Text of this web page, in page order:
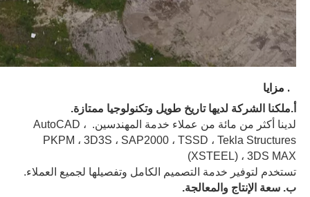
أ.ملكنا الشركة لديها تاريخ طويل وتكنولوجيا ممتازة.
لدينا أكثر من مائة من عملاء خدمة المهندسين. AutoCAD ،
PKPM ، 3D3S ، SAP2000 ، TSSD ، Tekla Structures
(XSTEEL) ، 3DS MAX
تستخدم لتوفير خدمة التصميم الكامل وتفصيلها لجميع العملاء.
ب. سعة الإنتاج والمعالجة.